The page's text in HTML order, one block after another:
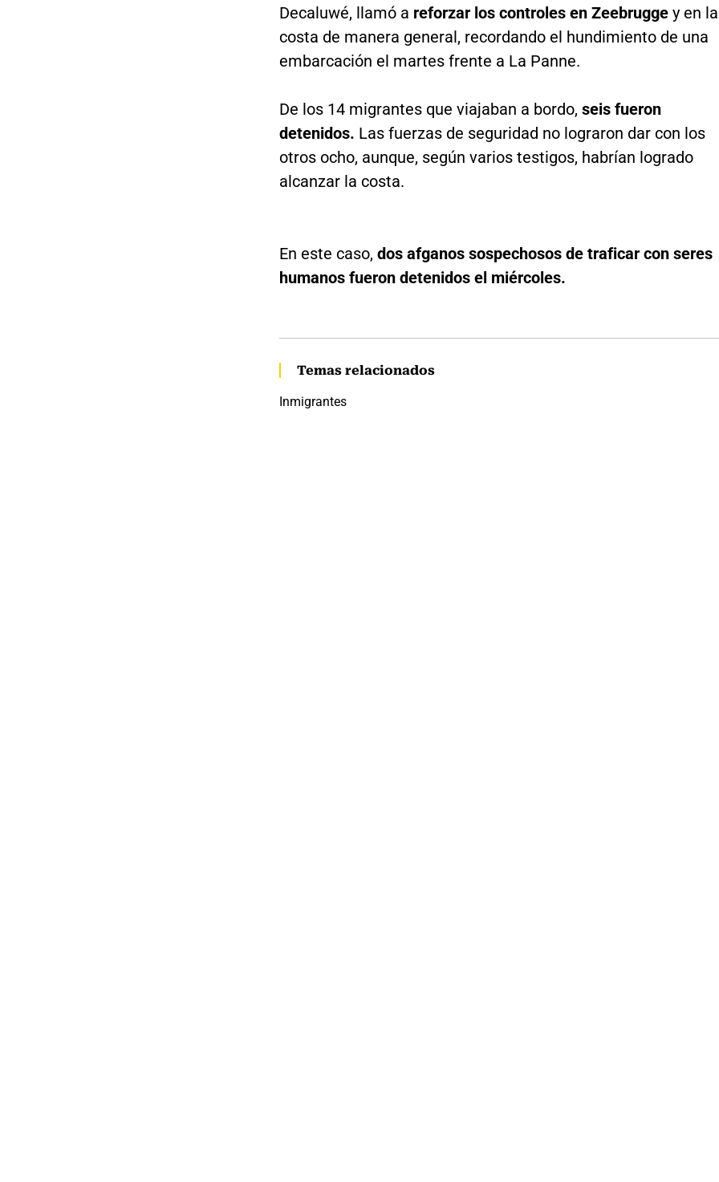
Decaluwé, llamó a reforzar los controles en Zeebrugge y en la
costa de manera general, recordando el hundimiento de una
embarcación el martes frente a La Panne.
De los 14 migrantes que viajaban a bordo, seis fueron
detenidos. Las fuerzas de seguridad no lograron dar con los
otros ocho, aunque, según varios testigos, habrían logrado
alcanzar la costa.
En este caso, dos afganos sospechosos de traficar con seres
humanos fueron detenidos el miércoles.
Temas relacionados
Inmigrantes